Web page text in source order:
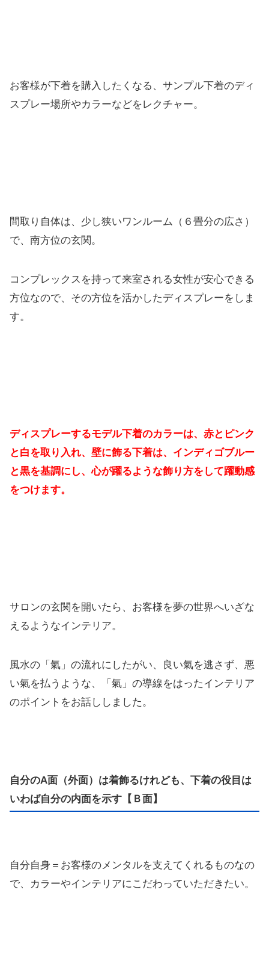
お客様が下着を購入したくなる、サンプル下着のディ
スプレー場所やカラーなどをレクチャー。
間取り自体は、少し狭いワンルーム（６畳分の広さ）
で、南方位の玄関。
コンプレックスを持って来室される女性が安心できる
方位なので、その方位を活かしたディスプレーをしま
す。
ディスプレーするモデル下着のカラーは、赤とピンク
と白を取り入れ、壁に飾る下着は、インディゴブルー
と黒を基調にし、心が躍るような飾り方をして躍動感
をつけます。
サロンの玄関を開いたら、お客様を夢の世界へいざな
えるようなインテリア。
風水の「氣」の流れにしたがい、良い氣を逃さず、悪
い氣を払うような、「氣」の導線をはったインテリア
のポイントをお話ししました。
自分のA面（外面）は着飾るけれども、下着の役目は
いわば自分の内面を示す【Ｂ面】
自分自身＝お客様のメンタルを支えてくれるものなの
で、カラーやインテリアにこだわっていただきたい。